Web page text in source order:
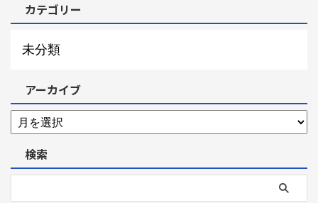
カテゴリー
未分類
アーカイブ
検索